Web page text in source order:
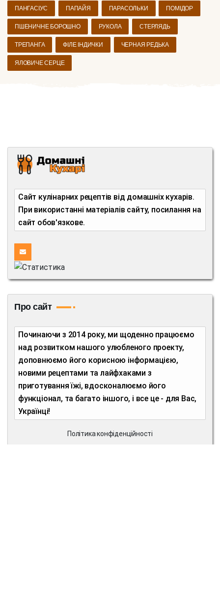
ПАНГАСІУС ПАПАЙЯ ПАРАСОЛЬКИ ПОМІДОР
ПШЕНИЧНЕ БОРОШНО РУКОЛА СТЕРЛЯДЬ
ТРЕПАНГА ФІЛЕ ІНДИЧКИ ЧЕРНАЯ РЕДЬКА
ЯЛОВИЧЕ СЕРЦЕ
Сайт кулінарних рецептів від домашніх кухарів.
При використанні матеріалів сайту, посилання на
сайт обов'язкове.
Про сайт
Починаючи з 2014 року, ми щоденно працюємо
над розвитком нашого улюбленого проекту,
доповнюємо його корисною інформацією,
новими рецептами та лайфхаками з
приготування їжі, вдосконалюємо його
функціонал, та багато іншого, і все це - для Вас,
Українці!
Політика конфіденційності